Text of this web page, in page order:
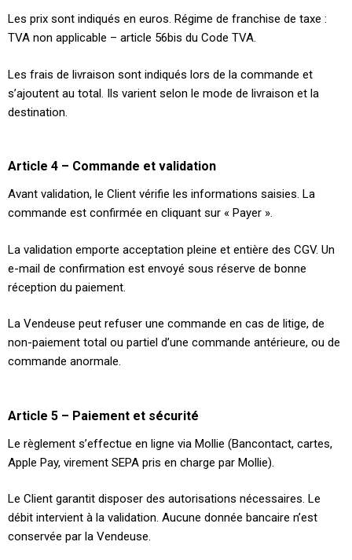
Les prix sont indiqués en euros. Régime de franchise de taxe :
TVA non applicable – article 56bis du Code TVA.
Les frais de livraison sont indiqués lors de la commande et
s’ajoutent au total. Ils varient selon le mode de livraison et la
destination.
Article 4 – Commande et validation
Avant validation, le Client vérifie les informations saisies. La
commande est confirmée en cliquant sur « Payer ».
La validation emporte acceptation pleine et entière des CGV. Un
e-mail de confirmation est envoyé sous réserve de bonne
réception du paiement.
La Vendeuse peut refuser une commande en cas de litige, de
non-paiement total ou partiel d’une commande antérieure, ou de
commande anormale.
Article 5 – Paiement et sécurité
Le règlement s’effectue en ligne via Mollie (Bancontact, cartes,
Apple Pay, virement SEPA pris en charge par Mollie).
Le Client garantit disposer des autorisations nécessaires. Le
débit intervient à la validation. Aucune donnée bancaire n’est
conservée par la Vendeuse.